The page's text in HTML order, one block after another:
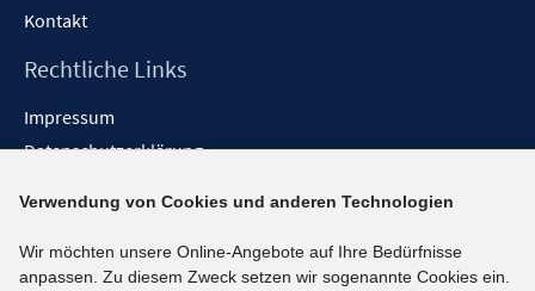
Kontakt
Rechtliche Links
Impressum
Datenschutzerklärung
Barrieren melden
Social-Media-Kanäle
Verwendung von Cookies und anderen Technologien
Wir möchten unsere Online-Angebote auf Ihre Bedürfnisse
anpassen. Zu diesem Zweck setzen wir sogenannte Cookies ein.